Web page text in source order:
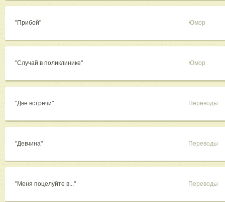
"Прибой" Юмор
"Случай в поликлинике" Юмор
"Две встречи" Переводы
"Девчина" Переводы
"Меня поцелуйте в..." Переводы